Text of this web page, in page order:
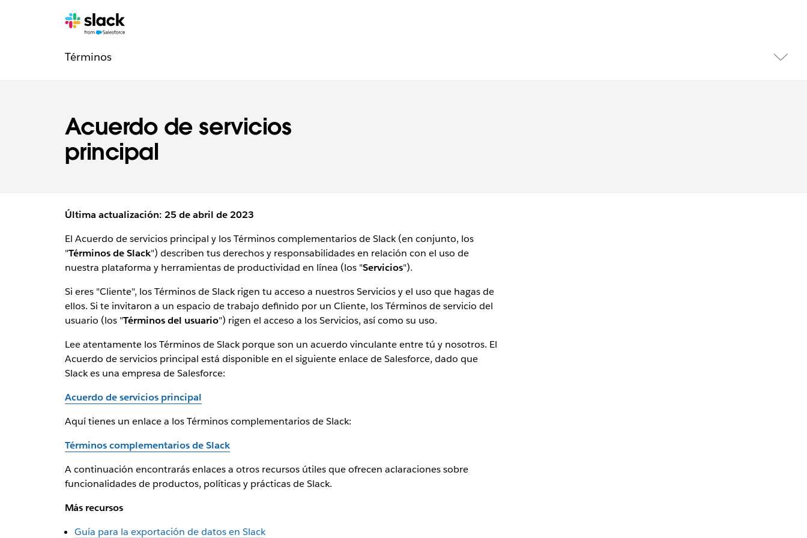
Acuerdo de servicios
principal
Páginas
Términosadicionales
Última actualización: 25 de abril de 2023
El Acuerdo de servicios principal y los Términos complementarios de Slack (en conjunto, los
"Términos de Slack") describen tus derechos y responsabilidades en relación con el uso de
nuestra plataforma y herramientas de productividad en línea (los "Servicios").
Si eres "Cliente", los Términos de Slack rigen tu acceso a nuestros Servicios y el uso que hagas de
ellos. Si te invitaron a un espacio de trabajo definido por un Cliente, los Términos de servicio del
usuario (los "Términos del usuario") rigen el acceso a los Servicios, así como su uso.
Lee atentamente los Términos de Slack porque son un acuerdo vinculante entre tú y nosotros. El
Acuerdo de servicios principal está disponible en el siguiente enlace de Salesforce, dado que
Slack es una empresa de Salesforce:
Acuerdo de servicios principal
Aquí tienes un enlace a los Términos complementarios de Slack:
Términos complementarios de Slack
A continuación encontrarás enlaces a otros recursos útiles que ofrecen aclaraciones sobre
funcionalidades de productos, políticas y prácticas de Slack.
Más recursos
Guía para la exportación de datos en Slack